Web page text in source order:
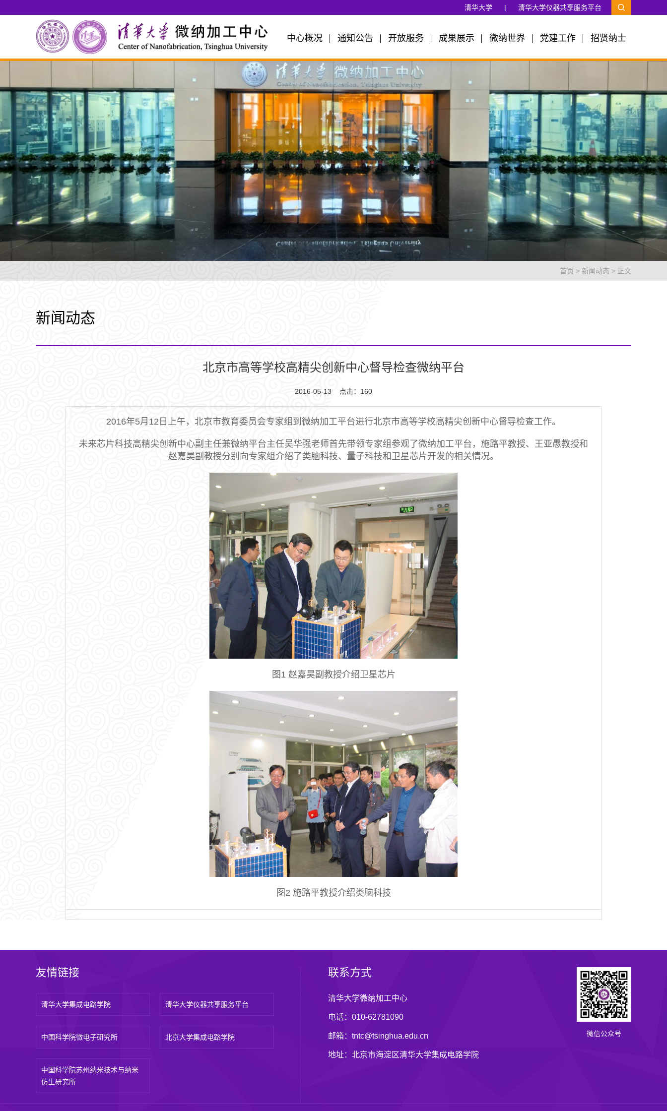
清华大学 | 清华大学仪器共享服务平台
中心概况 通知公告 开放服务 成果展示 微纳世界 党建工作 招贤纳士
首页 > 新闻动态 > 正文
新闻动态
北京市高等学校高精尖创新中心督导检查微纳平台
2016-05-13 点击： 160
2016年5月12日上午，北京市教育委员会专家组到微纳加工平台进行北京市高等学校高精尖创新中心督导检查工作。
未来芯片科技高精尖创新中心副主任兼微纳平台主任吴华强老师首先带领专家组参观了微纳加工平台，施路平教授、王亚愚教授和
赵嘉昊副教授分别向专家组介绍了类脑科技、量子科技和卫星芯片开发的相关情况。
图1 赵嘉昊副教授介绍卫星芯片
图2 施路平教授介绍类脑科技
友情链接
清华大学集成电路学院 清华大学仪器共享服务平台
中国科学院微电子研究所 北京大学集成电路学院
中国科学院苏州纳米技术与纳米
仿生研究所
联系方式
清华大学微纳加工中心
电话：010-62781090
邮箱：tntc@tsinghua.edu.cn
地址：北京市海淀区清华大学集成电路学院
微信公众号